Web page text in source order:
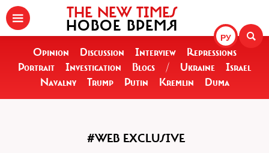
РУ
THE NEW TIMES
НОВОЕ ВРЕМЯ
Opinion Discussion Interview
Repressions
Portrait
Investigation Blogs / Ukraine
Israel
Navalny
Trump Putin Kremlin Duma
#WEB EXCLUSIVE